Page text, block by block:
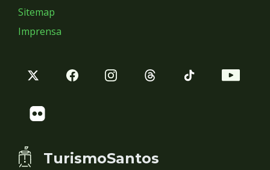
Sitemap
Imprensa
TurismoSantos